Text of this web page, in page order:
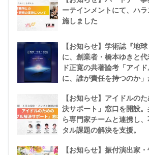
ーテインメントにて、ハ
施しました
【お知らせ】学術誌『地球
に、創業者・橋本ゆきと
ド正寛の共著論考「アイド
に、誰が責任を持つのか
【お知らせ】アイドルの
決サポート」窓口を開設
ら専門家チームと連携し
タル課題の解決を支援。
【お知らせ】振付演出家